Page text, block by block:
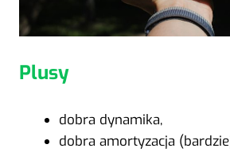
Plusy
dobra dynamika,
dobra amortyzacja